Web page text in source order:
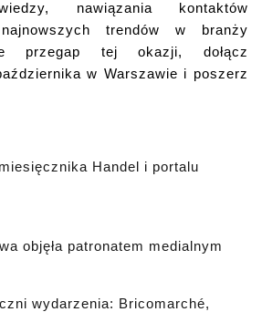
nawiązania kontaktów
trendów w branży
przegap tej okazji, dołącz
w Warszawie i poszerz
Handel i portalu
objęła patronatem medialnym
wydarzenia: Bricomarché,